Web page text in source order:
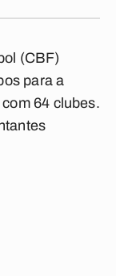
(CBF)
para a
64 clubes.